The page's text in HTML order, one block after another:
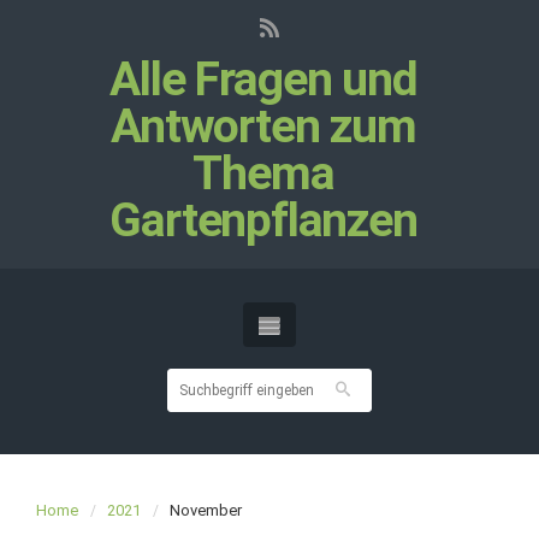
Alle Fragen und
Antworten zum
Thema
Gartenpflanzen
Home 2021 November